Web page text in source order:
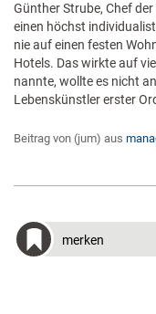
Günther Strube, Chef
einen höchst
nie auf einen festen
Hotels. Das wirkte auf
nannte, wollte es nicht
Lebenskünstler erster
Beitrag von (jum) aus
merken